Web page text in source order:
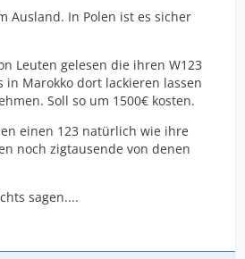
Ausland. In Polen ist es sicher
Leuten gelesen die ihren W123
in Marokko dort lackieren lassen
Soll so um 1500€ kosten.
einen 123 natürlich wie ihre
noch zigtausende von denen
sagen....